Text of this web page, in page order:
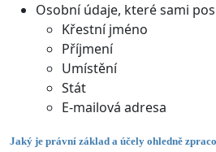
Osobní údaje, které sami
Křestní jméno
Příjmení
Umístění
Stát
E-mailová adresa
Jaký je právní základ a účely ohledně